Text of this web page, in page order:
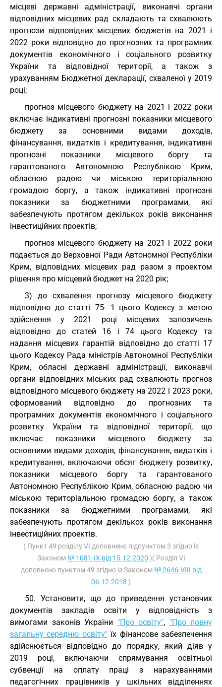
місцеві державні адміністрації, виконавчі органи
відповідних місцевих рад складають та схвалюють
прогнози відповідних місцевих бюджетів на 2021 і
2022 роки відповідно до прогнозних та програмних
документів економічного і соціального розвитку
України та відповідної території, а також з
урахуванням Бюджетної декларації, схваленої у 2019
році;
прогноз місцевого бюджету на 2021 і 2022 роки
включає індикативні прогнозні показники місцевого
бюджету за основними видами доходів,
фінансування, видатків і кредитування, індикативні
прогнозні показники місцевого боргу та
гарантованого Автономною Республікою Крим,
обласною радою чи міською територіальною
громадою боргу, а також індикативні прогнозні
показники за бюджетними програмами, які
забезпечують протягом декількох років виконання
інвестиційних проектів;
прогноз місцевого бюджету на 2021 і 2022 роки
подається до Верховної Ради Автономної Республіки
Крим, відповідних місцевих рад разом з проектом
рішення про місцевий бюджет на 2020 рік;
3) до схвалення прогнозу місцевого бюджету
відповідно до статті 75- 1 цього Кодексу з метою
здійснення у 2021 році місцевих запозичень
відповідно до статей 16 і 74 цього Кодексу та
надання місцевих гарантій відповідно до статті 17
цього Кодексу Рада міністрів Автономної Республіки
Крим, обласні державні адміністрації, виконавчі
органи відповідних міських рад схвалюють прогноз
відповідного місцевого бюджету на 2022 і 2023 роки,
сформований відповідно до прогнозних та
програмних документів економічного і соціального
розвитку України та відповідної території, що
включає показники місцевого бюджету за
основними видами доходів, фінансування, видатків і
кредитування, включаючи обсяг бюджету розвитку,
показники місцевого боргу та гарантованого
Автономною Республікою Крим, обласною радою чи
міською територіальною громадою боргу, а також
показники за бюджетними програмами, які
забезпечують протягом декількох років виконання
інвестиційних проектів.
( Пункт 49 розділу VI доповнено підпунктом 3 згідно із
Законом № 1081-IX від 15.12.2020 )( Розділ VI
доповнено пунктом 49 згідно із Законом № 2646-VIII від
06.12.2018 )
50. Установити, що до приведення установчих
документів закладів освіти у відповідність з
вимогами законів України "Про освіту", "Про повну
загальну середню освіту"їх фінансове забезпечення
здійснюється відповідно до порядку, який діяв у
2019 році, включаючи спрямування освітньої
субвенції на оплату праці з нарахуваннями
педагогічних працівників у шкільних відділеннях